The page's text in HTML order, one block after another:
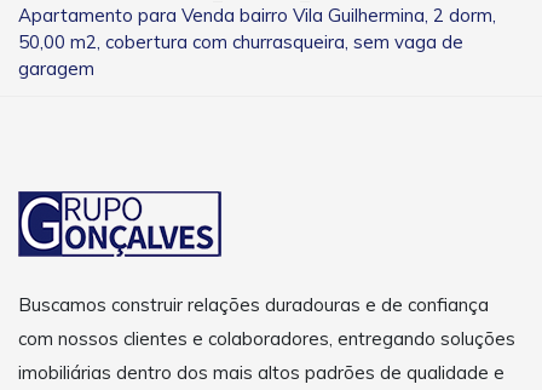
Apartamento para Venda bairro Vila Guilhermina, 2 dorm,
50,00 m2, cobertura com churrasqueira, sem vaga de
garagem
Buscamos construir relações duradouras e de confiança
com nossos clientes e colaboradores, entregando soluções
imobiliárias dentro dos mais altos padrões de qualidade e